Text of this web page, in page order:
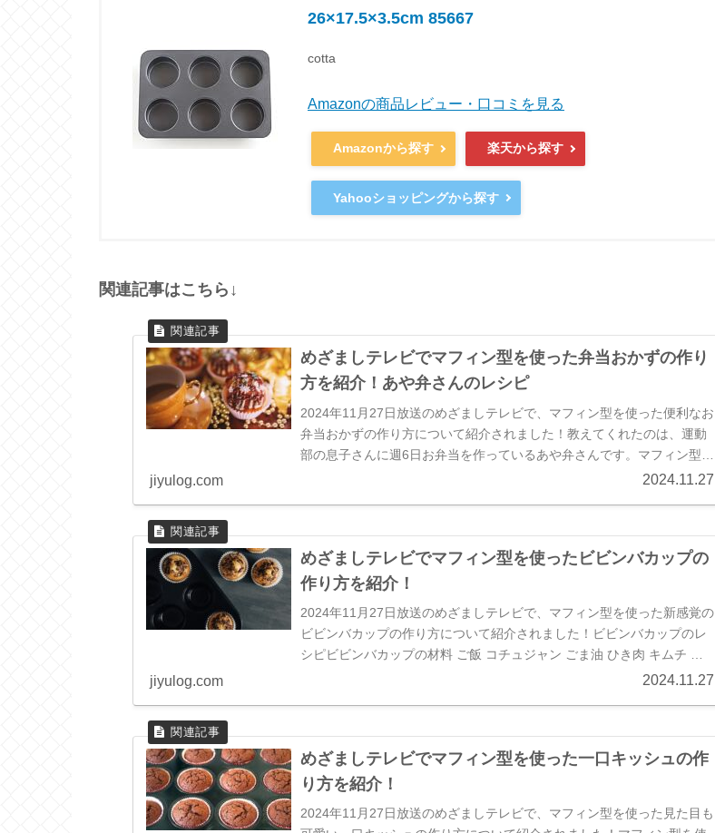
26×17.5×3.5cm 85667
cotta
Amazonの商品レビュー・口コミを見る
Amazonから探す 楽天から探す
Yahooショッピングから探す
関連記事はこちら↓
めざましテレビでマフィン型を使った弁当おかずの作り
方を紹介！あや弁さんのレシピ
2024年11月27日放送のめざましテレビで、マフィン型を使った便利なお
弁当おかずの作り方について紹介されました！教えてくれたのは、運動
部の息子さんに週6日お弁当を作っているあや弁さんです。マフィン型弁
jiyulog.com 2024.11.27
めざましテレビでマフィン型を使ったビビンバカップの
作り方を紹介！
2024年11月27日放送のめざましテレビで、マフィン型を使った新感覚の
ビビンバカップの作り方について紹介されました！ビビンバカップのレ
シピビビンバカップの材料 ご飯 コチュジャン ごま油 ひき肉 キムチ ナ
jiyulog.com 2024.11.27
めざましテレビでマフィン型を使った一口キッシュの作
り方を紹介！
2024年11月27日放送のめざましテレビで、マフィン型を使った見た目も